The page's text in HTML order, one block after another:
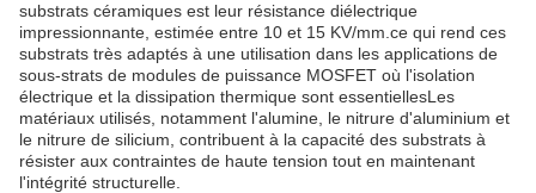
substrats céramiques est leur résistance diélectrique
impressionnante, estimée entre 10 et 15 KV/mm.ce qui rend ces
substrats très adaptés à une utilisation dans les applications de
sous-strats de modules de puissance MOSFET où l'isolation
électrique et la dissipation thermique sont essentiellesLes
matériaux utilisés, notamment l'alumine, le nitrure d'aluminium et
le nitrure de silicium, contribuent à la capacité des substrats à
résister aux contraintes de haute tension tout en maintenant
l'intégrité structurelle.